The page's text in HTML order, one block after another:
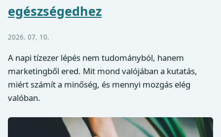
egészségedhez
2026. 07. 10.
A napi tízezer lépés nem tudományból, hanem
marketingből ered. Mit mond valójában a kutatás,
miért számít a minőség, és mennyi mozgás elég
valóban.